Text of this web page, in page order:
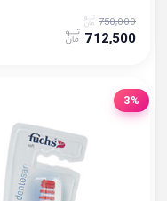
750,000
712,500
3%